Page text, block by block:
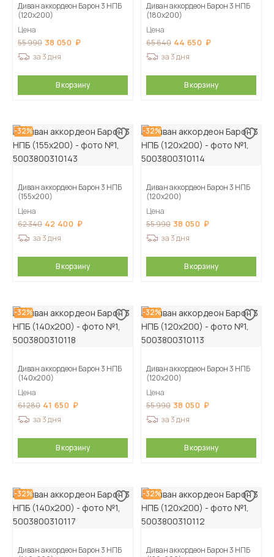
Диван аккордеон Барон 3 НПБ
(120х200)
Цена
55 990 38 050
за 3 дня
В корзину
Диван аккордеон Барон 3 НПБ
(180х200)
Цена
65 640 44 650
за 3 дня
В корзину
-32%
Диван аккордеон Барон 3 НПБ
(155х200)
Цена
62 340 42 400
за 3 дня
В корзину
-32%
Диван аккордеон Барон 3 НПБ
(120х200)
Цена
55 990 38 050
за 3 дня
В корзину
-32%
Диван аккордеон Барон 3 НПБ
(140х200)
Цена
61 280 41 650
за 3 дня
В корзину
-32%
Диван аккордеон Барон 3 НПБ
(120х200)
Цена
55 990 38 050
за 3 дня
В корзину
-32%
Диван аккордеон Барон 3 НПБ
-32%
Диван аккордеон Барон 3 НПБ